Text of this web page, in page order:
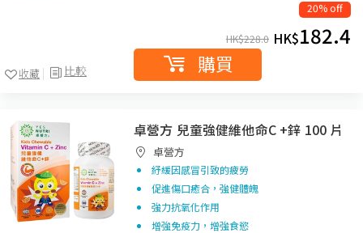
比較
收藏
20% off
HK$228.0 HK$182.4
購買
卓營方 兒童強健維他命C +鋅 100 片
卓營方
紓緩因感冒引致的疲勞
促進傷口癒合，強健體魄
強力抗氧化作用
增強免疫力，增強食慾